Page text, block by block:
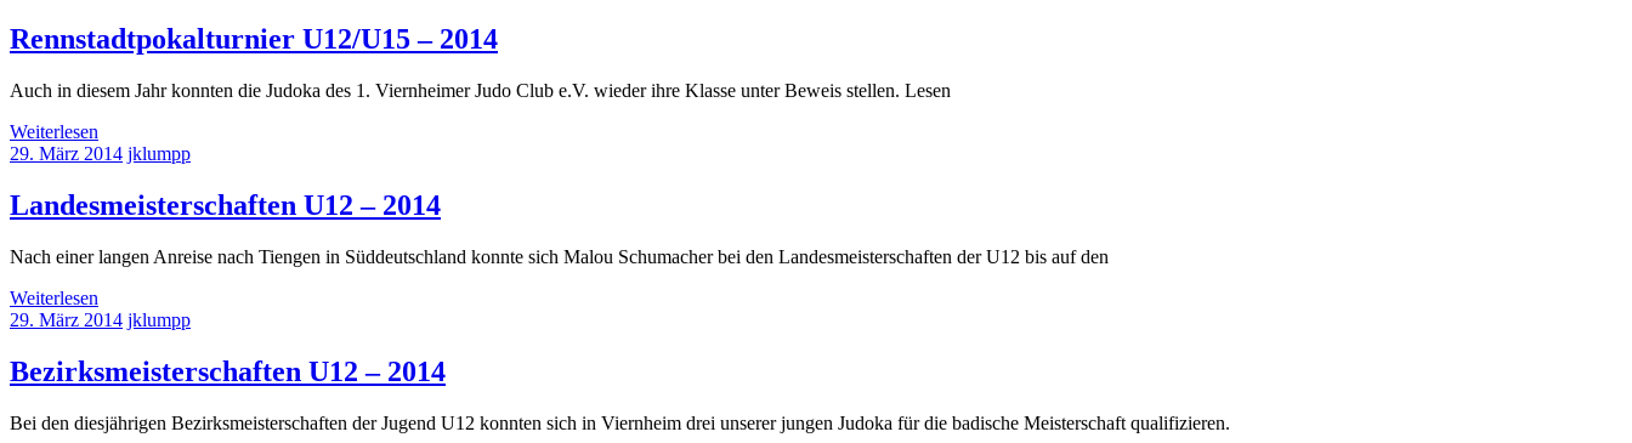
Rennstadtpokalturnier U12/U15 – 2014
Auch in diesem Jahr konnten die Judoka des 1. Viernheimer Judo Club e.V. wieder ihre Klasse unter Beweis stellen. Lesen
Weiterlesen
29. März 2014 jklumpp
Landesmeisterschaften U12 – 2014
Nach einer langen Anreise nach Tiengen in Süddeutschland konnte sich Malou Schumacher bei den Landesmeisterschaften der U12 bis auf den
Weiterlesen
29. März 2014 jklumpp
Bezirksmeisterschaften U12 – 2014
Bei den diesjährigen Bezirksmeisterschaften der Jugend U12 konnten sich in Viernheim drei unserer jungen Judoka für die badische Meisterschaft qualifizieren.